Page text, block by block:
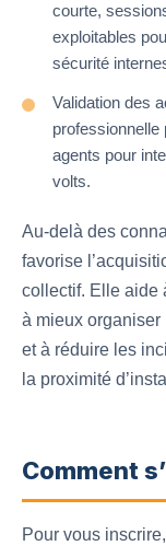
courte,
exploitables
sécurité
Validation des
professionnelle
agents pour
volts.
Au-delà des
favorise
collectif. Elle aide
à mieux
et à réduire les
la proximité
Comment
Pour vous